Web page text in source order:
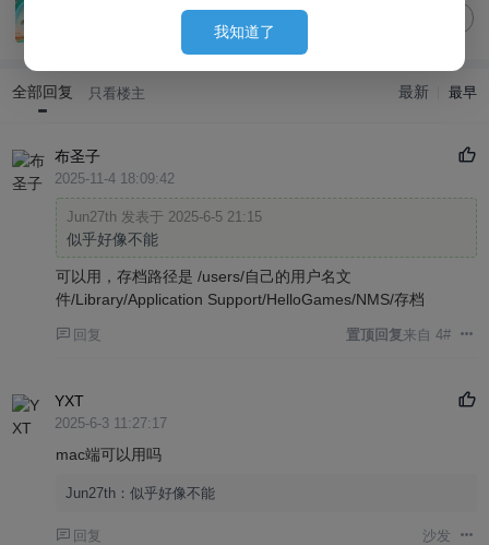
全部回复 只看楼主 最新 最早
布圣子
2025-11-4 18:09:42
Jun27th 发表于 2025-6-5 21:15
似乎好像不能
可以用，存档路径是 /users/自己的用户名文
件/Library/Application Support/HelloGames/NMS/存档
回复 置顶回复来自 4#
YXT
2025-6-3 11:27:17
mac端可以用吗
Jun27th： 似乎好像不能
回复 沙发
previews of 3D models. By default, they are loaded
behind the images. (Since placing them first can cause
experience, we put them behind so they can finish pre-
Currently supported formats: obj, 3ds, stl, ply, gltf, glb,
off, 3dm, fbx
P.S. Out of laziness, there is no progress bar when
uploading 3D model files. Once the upload is successful,
the filename will be displayed directly.
Example works:
https://oogc.cc/zy/down-view-1588
我知道了